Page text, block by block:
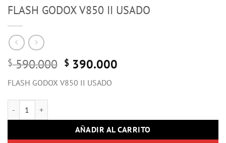
FLASH GODOX V850 II USADO
$590.000 Original
price
was:
$ 390.000
FLASH GODOX V850 II USADO
FLASH GODOX V850 II USADO cantidad
AÑADIR AL CARRITO